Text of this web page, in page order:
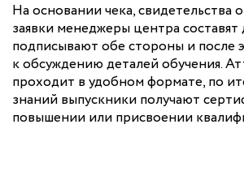
На основании чека, свидетельства
заявки менеджеры центра составят
подписывают обе стороны и после
к обсуждению деталей обучения.
проходит в удобном формате, по
знаний выпускники получают
повышении или присвоении